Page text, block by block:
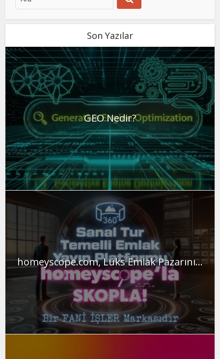
Son Yazılar
GEO Nedir?
homeyscope.com, Lüks Emlak Pazarını...